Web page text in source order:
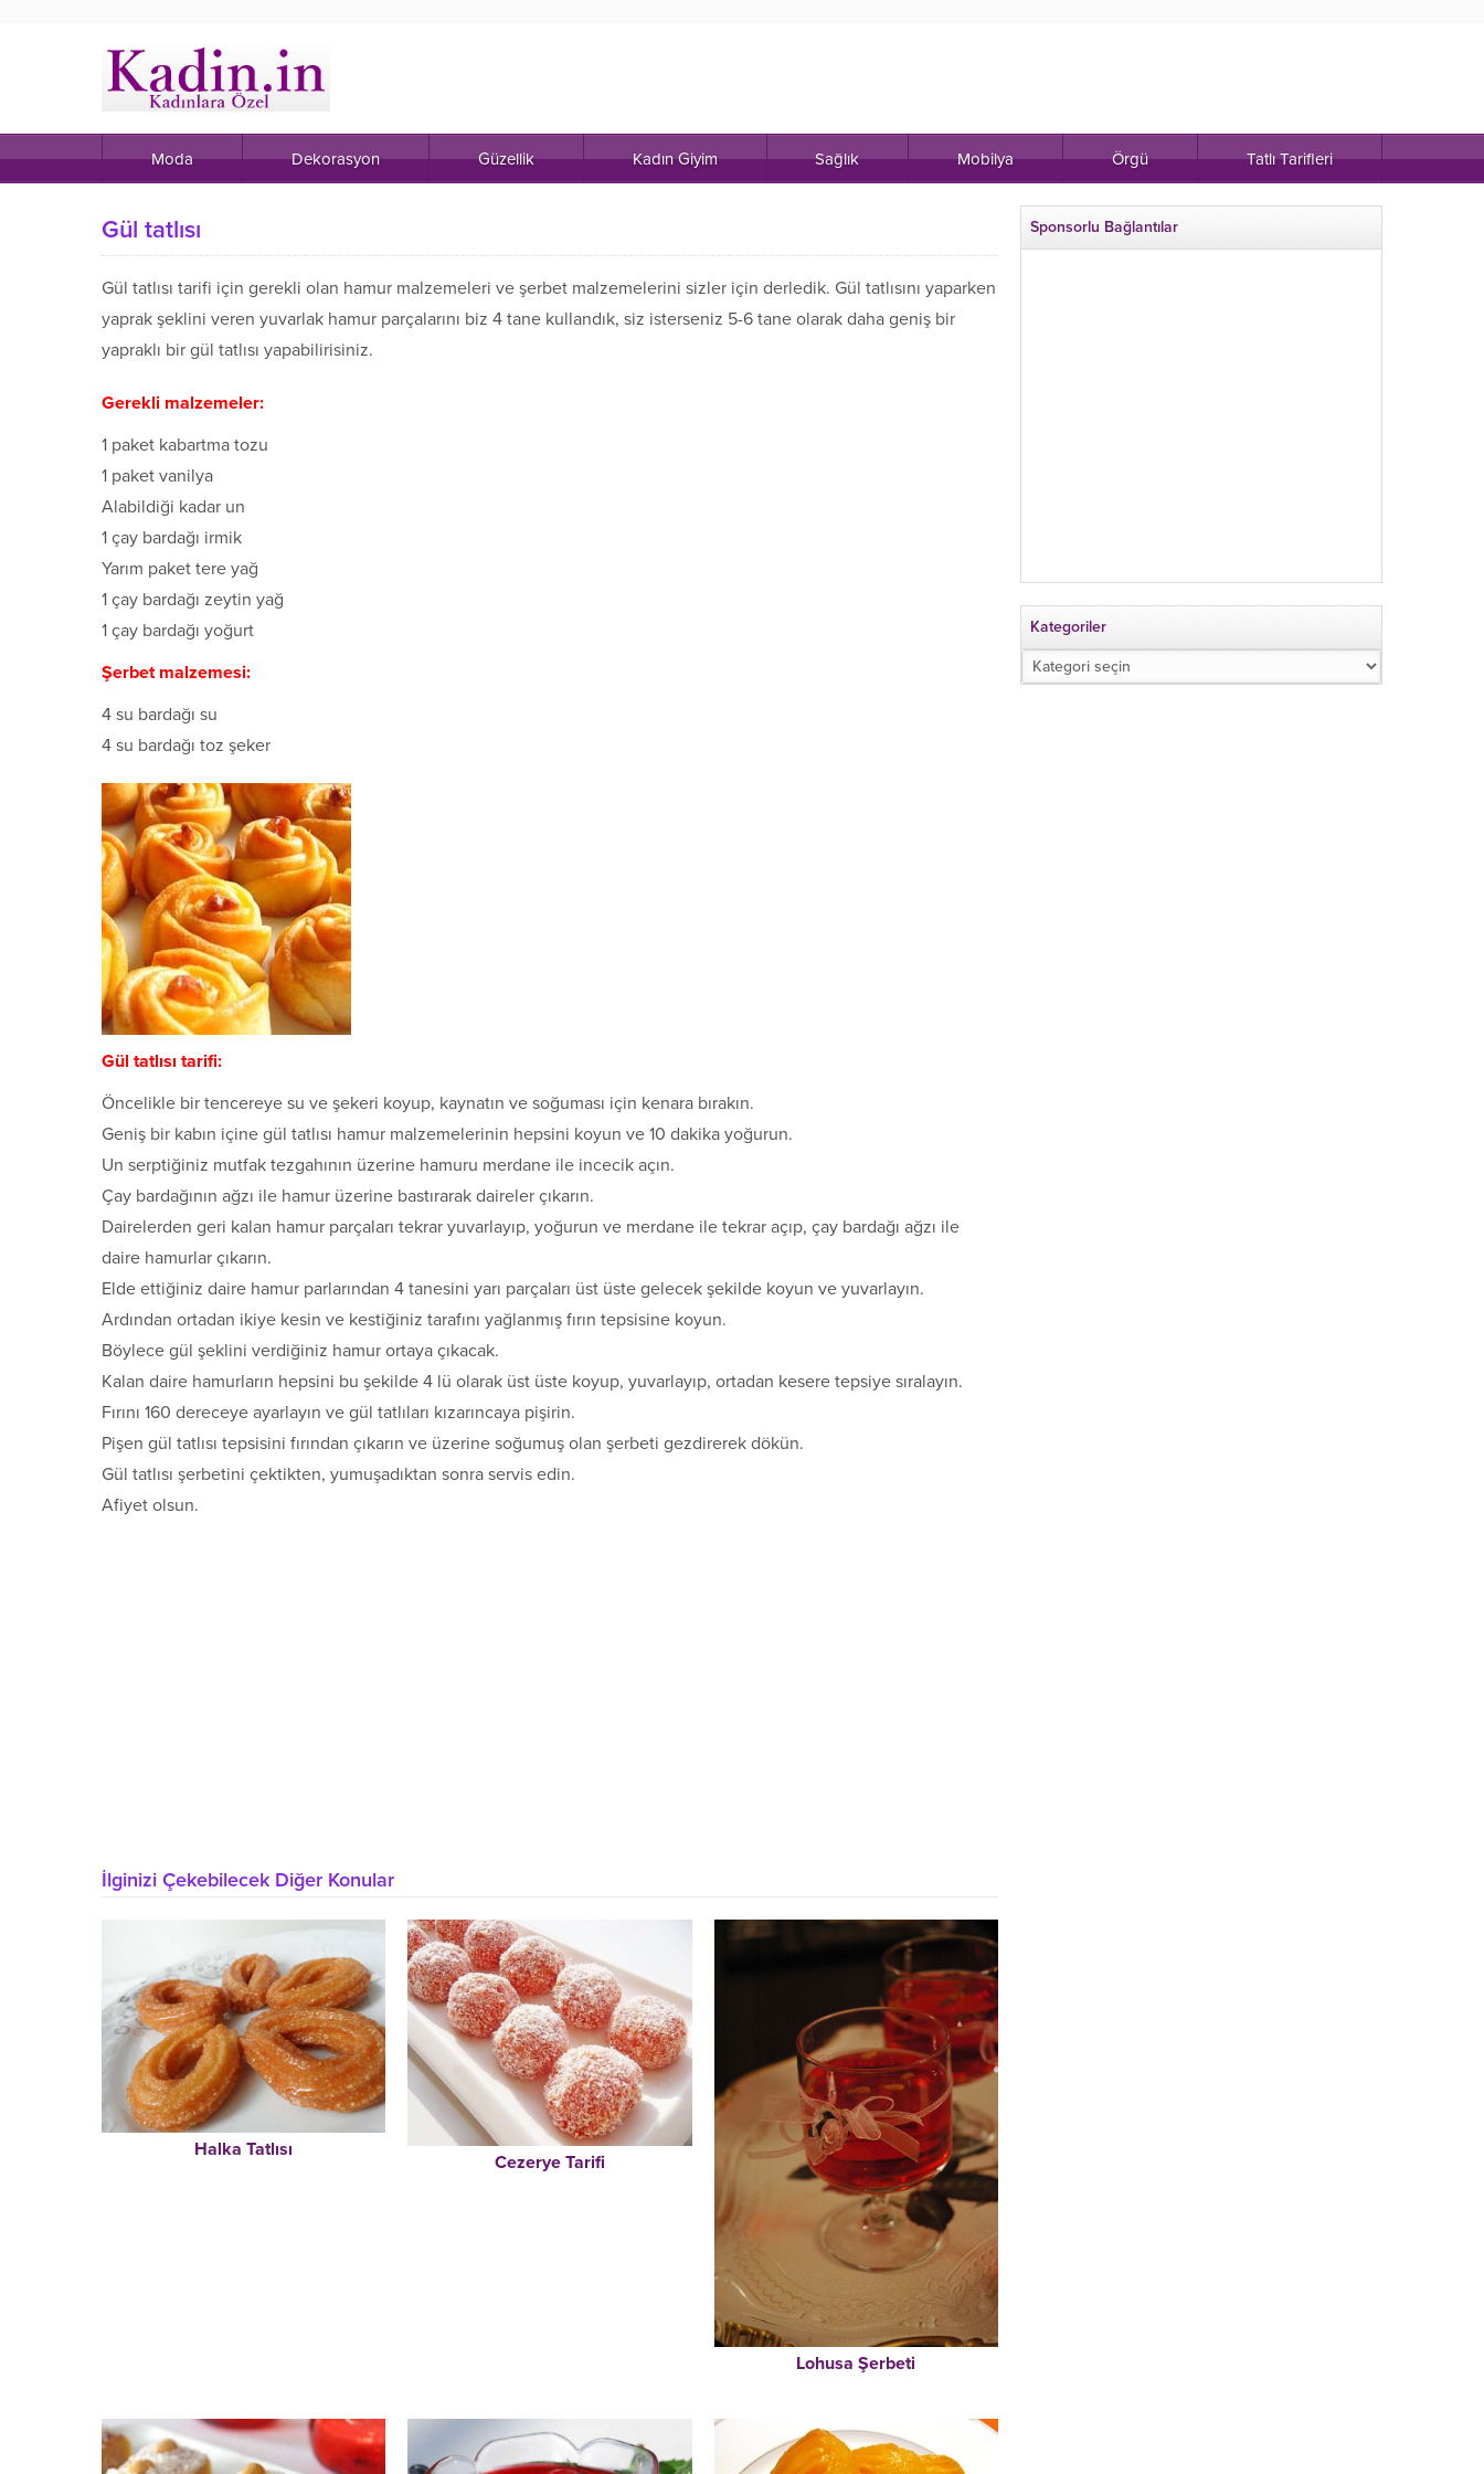
Moda Dekorasyon Güzellik Kadın Giyim Sağlık Mobilya Örgü Tatlı Tarifleri
Gül tatlısı
Gül tatlısı tarifi için gerekli olan hamur malzemeleri ve şerbet malzemelerini sizler için derledik. Gül tatlısını yaparken
yaprak şeklini veren yuvarlak hamur parçalarını biz 4 tane kullandık, siz isterseniz 5-6 tane olarak daha geniş bir
yapraklı bir gül tatlısı yapabilirisiniz.
Gerekli malzemeler:
1 paket kabartma tozu
1 paket vanilya
Alabildiği kadar un
1 çay bardağı irmik
Yarım paket tere yağ
1 çay bardağı zeytin yağ
1 çay bardağı yoğurt
Şerbet malzemesi:
4 su bardağı su
4 su bardağı toz şeker
Gül tatlısı tarifi:
Öncelikle bir tencereye su ve şekeri koyup, kaynatın ve soğuması için kenara bırakın.
Geniş bir kabın içine gül tatlısı hamur malzemelerinin hepsini koyun ve 10 dakika yoğurun.
Un serptiğiniz mutfak tezgahının üzerine hamuru merdane ile incecik açın.
Çay bardağının ağzı ile hamur üzerine bastırarak daireler çıkarın.
Dairelerden geri kalan hamur parçaları tekrar yuvarlayıp, yoğurun ve merdane ile tekrar açıp, çay bardağı ağzı ile
daire hamurlar çıkarın.
Elde ettiğiniz daire hamur parlarından 4 tanesini yarı parçaları üst üste gelecek şekilde koyun ve yuvarlayın.
Ardından ortadan ikiye kesin ve kestiğiniz tarafını yağlanmış fırın tepsisine koyun.
Böylece gül şeklini verdiğiniz hamur ortaya çıkacak.
Kalan daire hamurların hepsini bu şekilde 4 lü olarak üst üste koyup, yuvarlayıp, ortadan kesere tepsiye sıralayın.
Fırını 160 dereceye ayarlayın ve gül tatlıları kızarıncaya pişirin.
Pişen gül tatlısı tepsisini fırından çıkarın ve üzerine soğumuş olan şerbeti gezdirerek dökün.
Gül tatlısı şerbetini çektikten, yumuşadıktan sonra servis edin.
Afiyet olsun.
İlginizi Çekebilecek Diğer Konular
Halka Tatlısı
Cezerye Tarifi
Lohusa Şerbeti
Sponsorlu Bağlantılar
Kategoriler
Kategoriler